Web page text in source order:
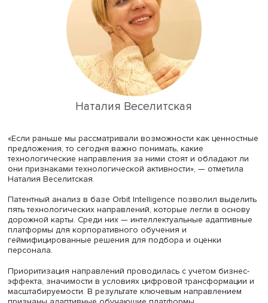
На основе этих эффектов были сформулированы
возможности, представляющие наибольшую ценность
бизнеса. Всего выделено около 20 перспективных
и услуг, преимущественно цифровых.
Возможности и технологии
практическую полезность, сложность разработки,
внедрения, скорость реализации и уровень
При этом стоимость внедрения оказалась более
фактором, чем инновационность.